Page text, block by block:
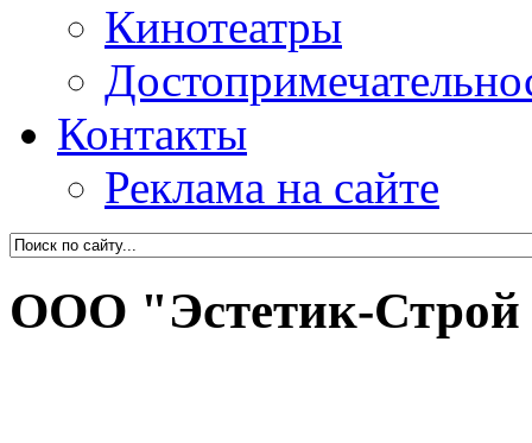
Кинотеатры
Контакты
Реклама на сайте
ООО "Эстетик-